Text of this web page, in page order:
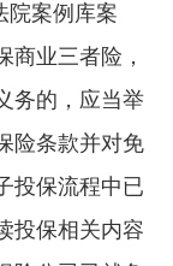
院案例库案
商业三者险，
务的，应当举
险条款并对免
投保流程中已
投保相关内容